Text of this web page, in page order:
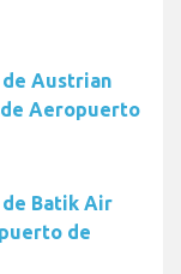
Austrian
Aeropuerto
Batik Air
de